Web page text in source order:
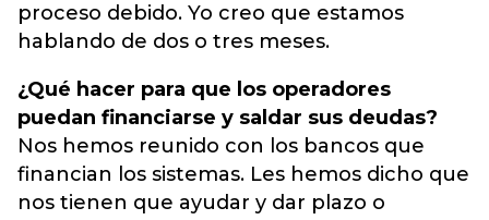
proceso debido. Yo creo que estamos
hablando de dos o tres meses.
¿Qué hacer para que los operadores
puedan financiarse y saldar sus deudas?
Nos hemos reunido con los bancos que
financian los sistemas. Les hemos dicho que
nos tienen que ayudar y dar plazo o